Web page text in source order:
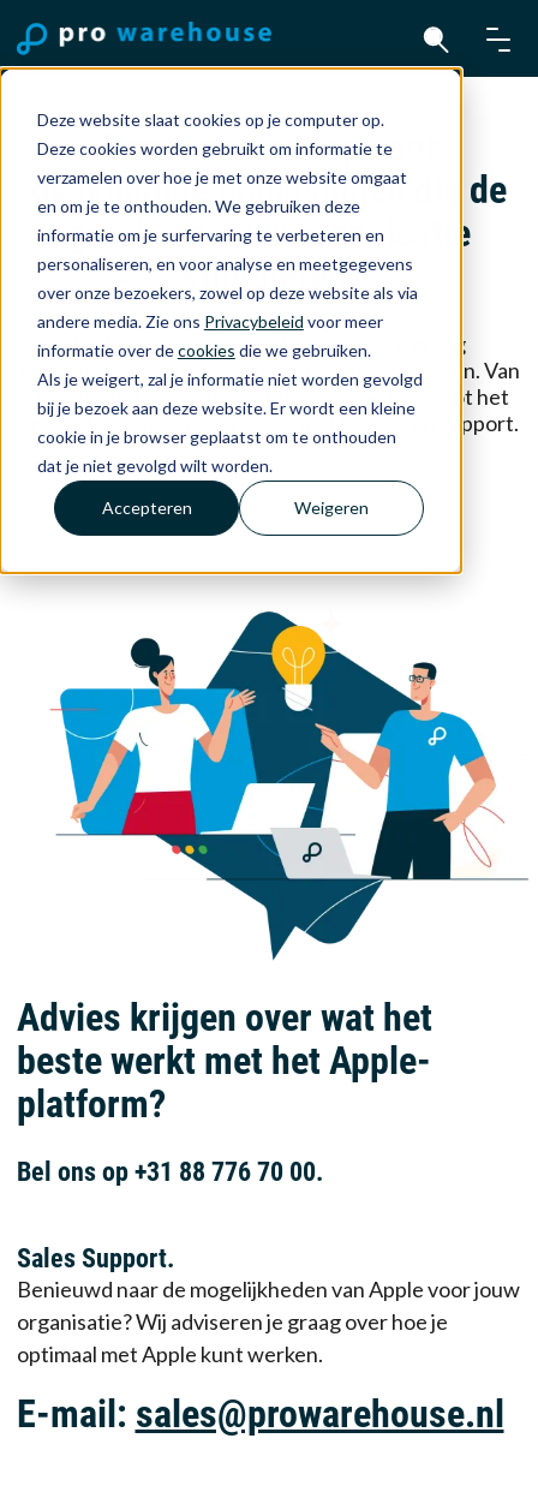
Deze website slaat cookies op je computer op.
Deze cookies worden gebruikt om informatie te
verzamelen over hoe je met onze website omgaat
en om je te onthouden. We gebruiken deze
informatie om je surfervaring te verbeteren en
personaliseren, en voor analyse en meetgegevens
over onze bezoekers, zowel op deze website als via
andere media. Zie ons Privacybeleid voor meer
informatie over decookies die we gebruiken.
Als je weigert, zal je informatie niet worden gevolgd
bij je bezoek aan deze website. Er wordt een kleine
cookie in je browser geplaatst om te onthouden
dat je niet gevolgd wilt worden.
Accepteren Weigeren
Neem contact op voor
deskundige oplossingen die de
groei van jouw organisatie
stimuleren.
De Pro’s van Pro Warehouse bieden graag
oplossingen om jouw organisatie te laten groeien. Van
de aanschaf en implementatie van hardware tot het
ondersteunen van gebruikers met beheer en support.
Advies krijgen over wat het
beste werkt met het Apple-
platform?
Bel ons op +31 88 776 70 00.
Sales Support.
Benieuwd naar de mogelijkheden van Apple voor jouw
organisatie? Wij adviseren je graag over hoe je
optimaal met Apple kunt werken.
E-mail: sales@prowarehouse.nl